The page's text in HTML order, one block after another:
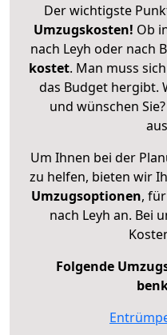
Der wichtigste
Umzugskosten! Ob
nach Leyh oder nach
kostet. Man muss
das Budget hergibt.
und wünschen
Um Ihnen bei der
zu helfen, bieten wir
Umzugsoptionen,
nach Leyh an. Bei
Folgende